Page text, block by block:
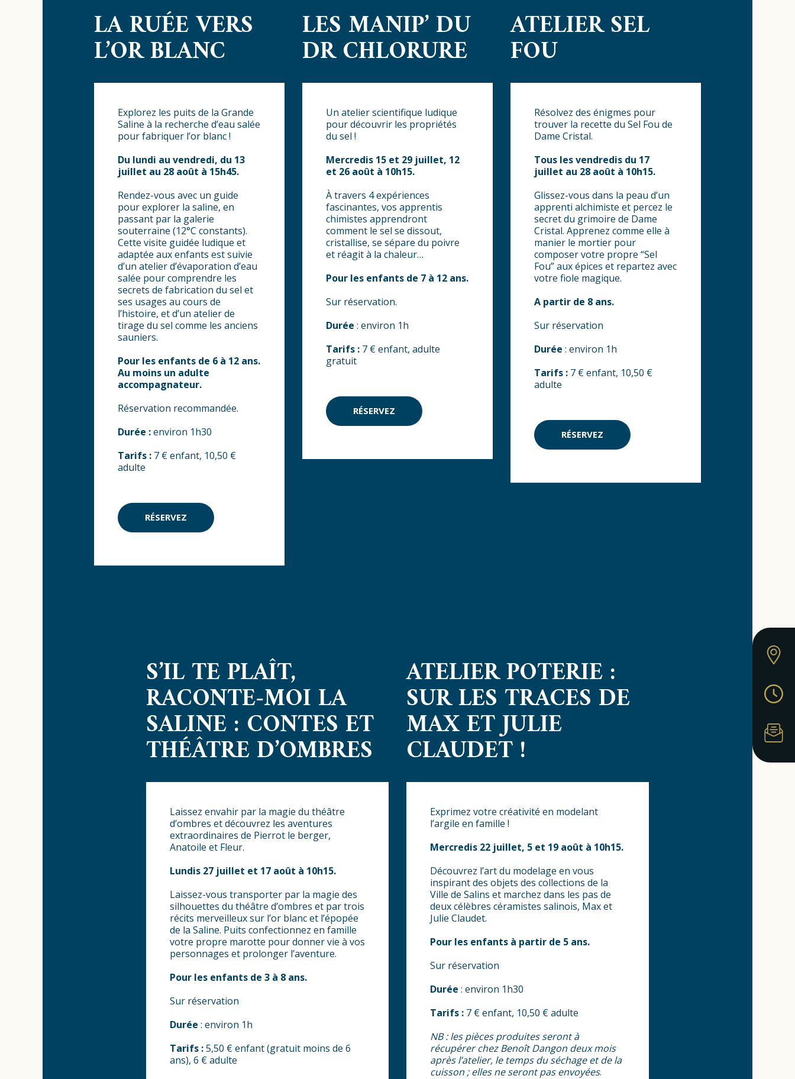
LA RUÉE VERS
L’OR BLANC
Explorez les puits de la Grande
Saline à la recherche d’eau salée
pour fabriquer l’or blanc !
Du lundi au vendredi, du 13
juillet au 28 août à 15h45.
Rendez-vous avec un guide
pour explorer la saline, en
passant par la galerie
souterraine (12°C constants).
Cette visite guidée ludique et
adaptée aux enfants est suivie
d’un atelier d’évaporation d’eau
salée pour comprendre les
secrets de fabrication du sel et
ses usages au cours de
l’histoire, et d’un atelier de
tirage du sel comme les anciens
sauniers.
Pour les enfants de 6 à 12 ans.
Au moins un adulte
accompagnateur.
Réservation recommandée.
Durée :environ 1h30
Tarifs : 7 € enfant, 10,50 €
adulte
RÉSERVEZ
LES MANIP’ DU
DR CHLORURE
Un atelier scientifique ludique
pour découvrir les propriétés
du sel !
Mercredis 15 et 29 juillet, 12
et 26 août à 10h15.
À travers 4 expériences
fascinantes, vos apprentis
chimistes apprendront
comment le sel se dissout,
cristallise, se sépare du poivre
et réagit à la chaleur…
Pour les enfants de 7 à 12 ans.
Sur réservation.
Durée : environ 1h
Tarifs :7 € enfant, adulte
gratuit
RÉSERVEZ
ATELIER SEL
FOU
Résolvez des énigmes pour
trouver la recette du Sel Fou de
Dame Cristal.
Tous les vendredis du 17
juillet au 28 août à 10h15.
Glissez-vous dans la peau d’un
apprenti alchimiste et percez le
secret du grimoire de Dame
Cristal. Apprenez comme elle à
manier le mortier pour
composer votre propre “Sel
Fou” aux épices et repartez avec
votre fiole magique.
A partir de 8 ans.
Sur réservation
Durée : environ 1h
Tarifs :7 € enfant, 10,50 €
adulte
RÉSERVEZ
S’IL TE PLAÎT,
RACONTE-MOI LA
SALINE : CONTES ET
THÉÂTRE D’OMBRES
Laissez envahir par la magie du théâtre
d’ombres et découvrez les aventures
extraordinaires de Pierrot le berger,
Anatoile et Fleur.
Lundis 27 juillet et 17 août à 10h15.
Laissez-vous transporter par la magie des
silhouettes du théâtre d’ombres et par trois
récits merveilleux sur l’or blanc et l’épopée
de la Saline. Puits confectionnez en famille
votre propre marotte pour donner vie à vos
personnages et prolonger l’aventure.
Pour les enfants de 3 à 8 ans.
Sur réservation
Durée : environ 1h
Tarifs :5,50 € enfant (gratuit moins de 6
ans), 6 € adulte
ATELIER POTERIE :
SUR LES TRACES DE
MAX ET JULIE
CLAUDET !
Exprimez votre créativité en modelant
l’argile en famille !
Mercredis 22 juillet, 5 et 19 août à 10h15.
Découvrez l’art du modelage en vous
inspirant des objets des collections de la
Ville de Salins et marchez dans les pas de
deux célèbres céramistes salinois, Max et
Julie Claudet.
Pour les enfants à partir de 5 ans.
Sur réservation
Durée : environ 1h30
Tarifs :7 € enfant, 10,50 € adulte
NB : les pièces produites seront à
récupérer chez Benoît Dangon deux mois
après l’atelier, le temps du séchage et de la
cuisson ; elles ne seront pas envoyées.